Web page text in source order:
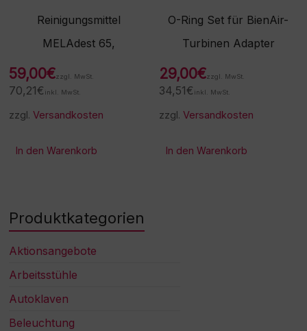
Reinigungsmittel
MELAdest 65,
59,00€zzgl. MwSt.
70,21€ inkl. MwSt.
zzgl.Versandkosten
In den Warenkorb
O-Ring Set für BienAir-
Turbinen Adapter
29,00€zzgl. MwSt.
34,51€ inkl. MwSt.
zzgl.Versandkosten
In den Warenkorb
Produktkategorien
Aktionsangebote
Arbeitsstühle
Autoklaven
Beleuchtung